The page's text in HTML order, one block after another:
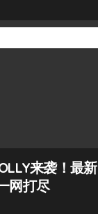
来袭！最新
网打尽